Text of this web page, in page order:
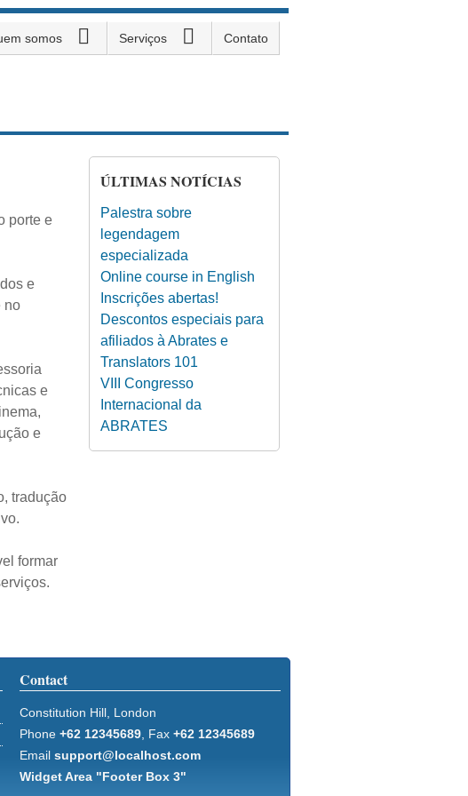
somos Serviços Contato
porte e
e
no
e
e
tradução
formar
ÚLTIMAS NOTÍCIAS
Palestra sobre
legendagem
especializada
Online course in English
Inscrições abertas!
Descontos especiais para
afiliados à Abrates e
Translators 101
VIII Congresso
Internacional da
ABRATES
Contact
Constitution Hill, London
Phone+62 12345689, Fax+62 12345689
Emailsupport@localhost.com
Widget Area "Footer Box 3"